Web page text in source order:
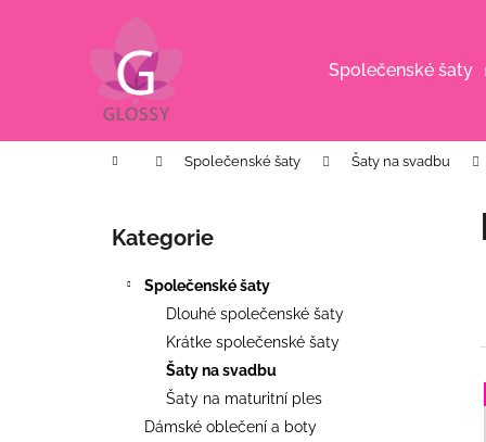
Společenské šaty
Domů Společenské šaty Šaty na svadbu
Přeskočit
kategorie
Kategorie
Společenské šaty
Dlouhé společenské šaty
Krátke společenské šaty
Šaty na svadbu
Šaty na maturitní ples
Dámské oblečení a boty
Zpět
obchodu
Zpět
obchodu